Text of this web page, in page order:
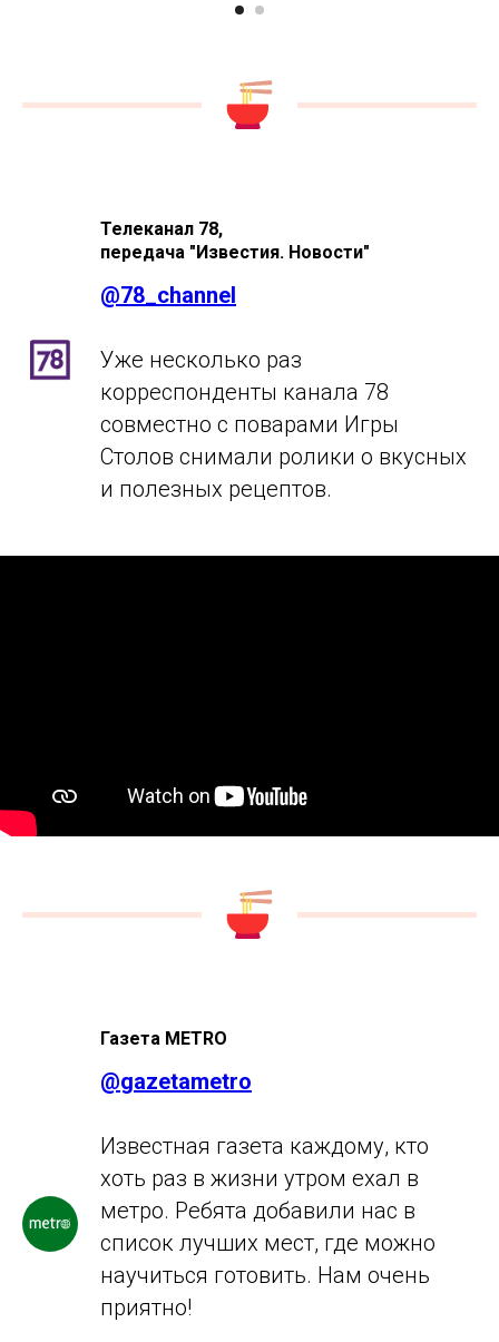
Телеканал 78,
передача "Известия. Новости"
@78_channel
Уже несколько раз
корреспонденты канала 78
совместно с поварами Игры
Столов снимали ролики о вкусных
и полезных рецептов.
Газета METRO
@gazetametro
Известная газета каждому, кто
хоть раз в жизни утром ехал в
метро. Ребята добавили нас в
список лучших мест, где можно
научиться готовить. Нам очень
приятно!